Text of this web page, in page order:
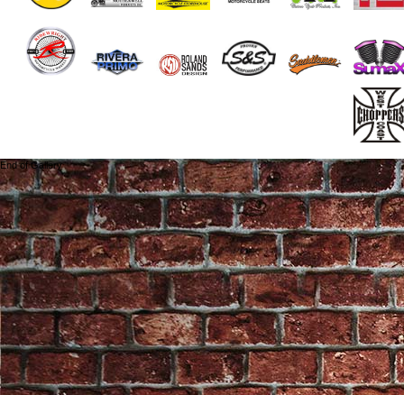
End of Gallery